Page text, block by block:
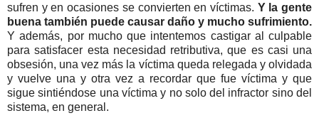
sufren y en ocasiones se convierten en víctimas. Y la gente
buena también puede causar daño y mucho sufrimiento.
Y además, por mucho que intentemos castigar al culpable
para satisfacer esta necesidad retributiva, que es casi una
obsesión, una vez más la víctima queda relegada y olvidada
y vuelve una y otra vez a recordar que fue víctima y que
sigue sintiéndose una víctima y no solo del infractor sino del
sistema, en general.